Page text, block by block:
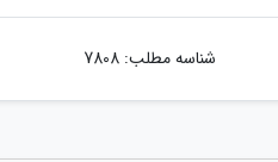
شناسه مطلب: 7808